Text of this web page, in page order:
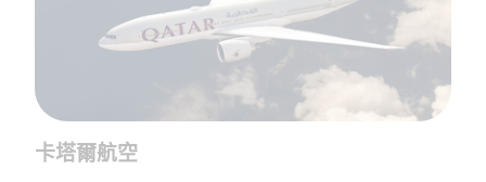
卡塔爾航空